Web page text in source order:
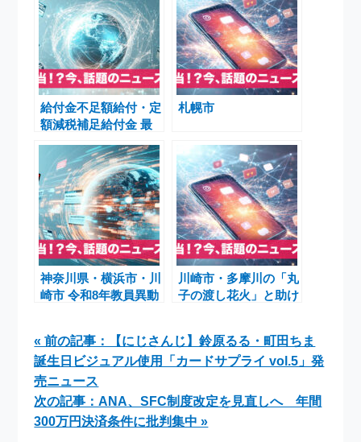
給付金不足額給付・定
額減税補足給付金 最
請期限・最大4万円の
支給対象について
札幌市
神奈川県・横浜市・川
崎市 令和8年教員異動
川崎市・多摩川の「丸
子の渡し花火」と助け
« 前の記事：【にじさんじ】鈴原るる・町田ちま
誕生日ビジュアル使用「カードサプライ vol.5」発
売ニュース
次の記事：ANA、SFC制度改定を見直しへ 年間
300万円決済条件に批判集中 »